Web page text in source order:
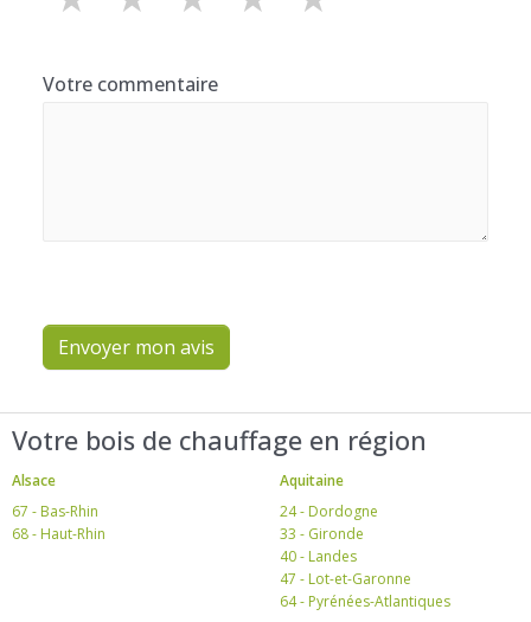
Votre commentaire
Envoyer mon avis
Votre bois de chauffage en région
Alsace
67 - Bas-Rhin
68 - Haut-Rhin
Aquitaine
24 - Dordogne
33 - Gironde
40 - Landes
47 - Lot-et-Garonne
64 - Pyrénées-Atlantiques